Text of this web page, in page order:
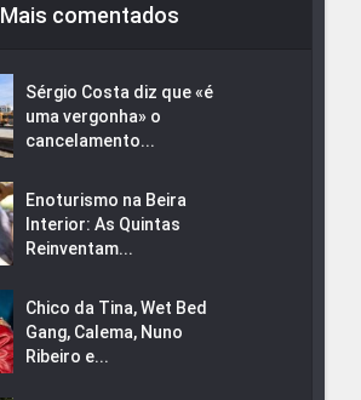
Mais comentados
Sérgio Costa diz que «é
uma vergonha» o
cancelamento...
Enoturismo na Beira
Interior: As Quintas
Reinventam...
Chico da Tina, Wet Bed
Gang, Calema, Nuno
Ribeiro e...